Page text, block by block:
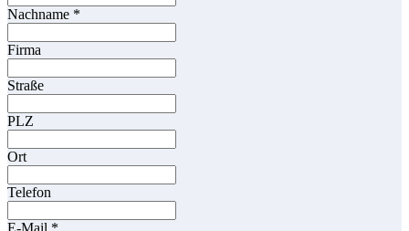
Nachname *
Firma
Straße
PLZ
Ort
Telefon
E-Mail *